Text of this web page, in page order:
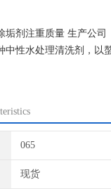
垢剂注重质量 生产公司
中性水处理清洗剂，以
065
现货